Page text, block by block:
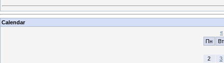
Calendar
«
Пн
Вт
2
3